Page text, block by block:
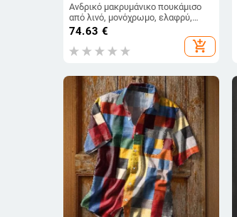
Ανδρικό μακρυμάνικο πουκάμισο
από λινό, μονόχρωμο, ελαφρύ,
άνοιξη-καλοκαίρι, 65% λινό
74.63 €
add_shopping_cart